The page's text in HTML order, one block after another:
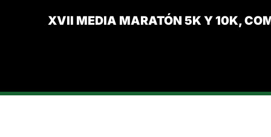
XVII MEDIA MARATÓN 5K Y 10K,